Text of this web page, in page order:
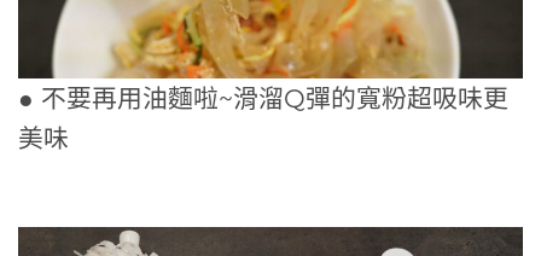
● 不要再用油麵啦~滑溜Q彈的寬粉超吸味更
美味